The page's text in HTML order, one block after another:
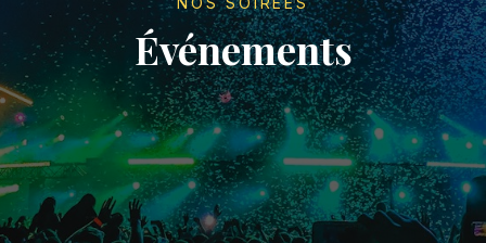
Événements